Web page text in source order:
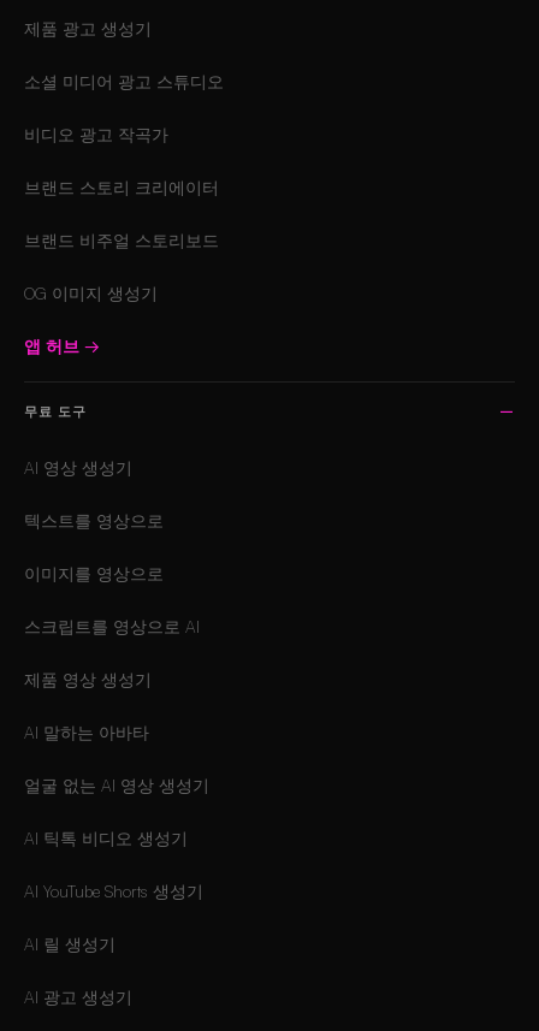
제품 광고 생성기
소셜 미디어 광고 스튜디오
비디오 광고 작곡가
브랜드 스토리 크리에이터
브랜드 비주얼 스토리보드
OG 이미지 생성기
앱 허브 →
무료 도구
AI 영상 생성기
텍스트를 영상으로
이미지를 영상으로
스크립트를 영상으로 AI
제품 영상 생성기
AI 말하는 아바타
얼굴 없는 AI 영상 생성기
AI 틱톡 비디오 생성기
AI YouTube Shorts 생성기
AI 릴 생성기
AI 광고 생성기